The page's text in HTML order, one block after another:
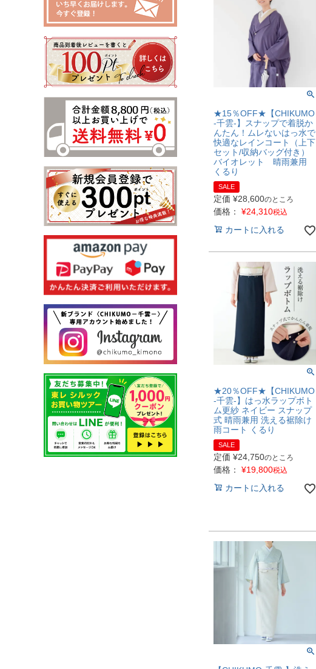
★15％OFF★【CHIKUMO
-千雲-】スナップで着脱か
んたん！ムレないはっ水で
快適なレインコート（上下
セット/収納バッグ付き）
バイオレット 晴雨兼用
くるり
SALE
定価 ¥28,600のところ
価格： ¥24,310税込
カートに入れる
★20％OFF★【CHIKUMO
-千雲-】はっ水ラップボト
ム更紗 ネイビー スナップ
式 晴雨兼用 洗える裾除け
雨コート くるり
SALE
定価 ¥24,750のところ
価格： ¥19,800税込
カートに入れる